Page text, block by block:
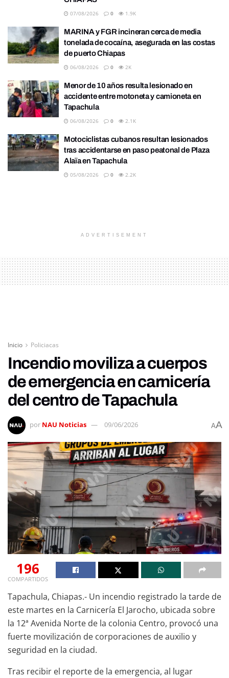
07/08/2026 0 1.9K
MARINA y FGR incineran cerca de media
tonelada de cocaína, asegurada en las costas
de puerto Chiapas
06/08/2026 0 2K
Menor de 10 años resulta lesionado en
accidente entre motoneta y camioneta en
Tapachula
06/08/2026 0 2.1K
Motociclistas cubanos resultan lesionados
tras accidentarse en paso peatonal de Plaza
Alaïa en Tapachula
05/08/2026 0 2.2K
ADVERTISEMENT
Inicio Policiacas
Incendio moviliza a cuerpos
de emergencia en carnicería
del centro de Tapachula
por NAU Noticias 09/06/2026 AA
196
COMPARTIDOS
Tapachula, Chiapas.- Un incendio registrado la tarde de
este martes en la Carnicería El Jarocho, ubicada sobre
la 12ª Avenida Norte de la colonia Centro, provocó una
fuerte movilización de corporaciones de auxilio y
seguridad en la ciudad.
Tras recibir el reporte de la emergencia, al lugar